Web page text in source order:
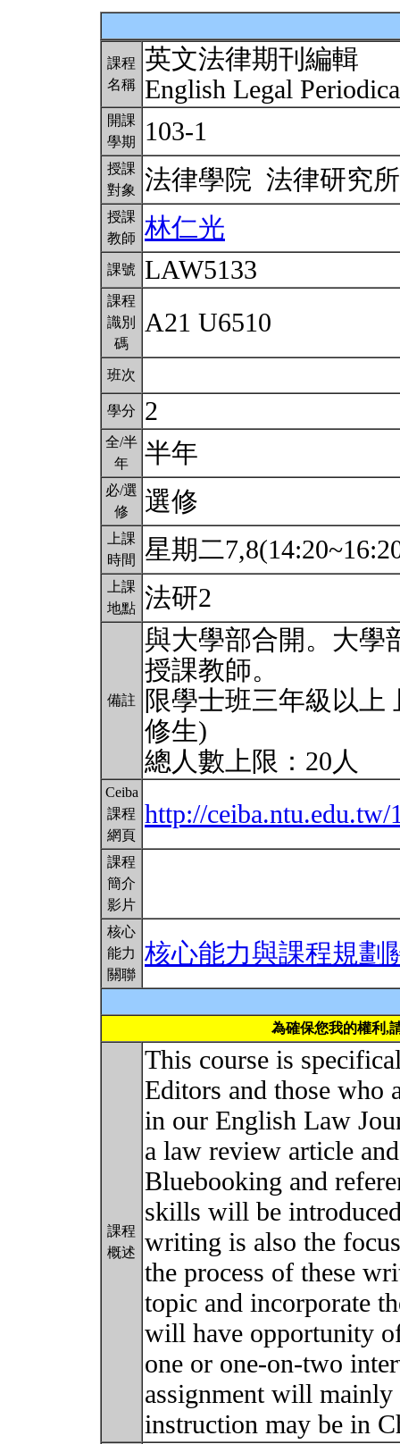
課程
名稱
英文法律期刊編輯
English Legal
開課
學期
103-1
授課
對象
法律學院 法律研究
授課
教師
林仁光
課號 LAW5133
課程
識別
碼
A21 U6510
班次
學分 2
全/半
年
半年
必/選
修
選修
上課
時間
星期二
上課
地點 法研2
備註
與大學部合開。大學
授課教師。
限學士班三年級以上
修生)
總人數上限：20人
Ceiba
課程
網頁
http://
課程
簡介
影片
核心
能力
關聯
核心能力與課程規劃
為確保您我的權利,
課程
概述
This course is
Editors and those who
in our English Law
a law review article
Bluebooking and
skills will be
writing is also the
the process of these
topic and incorporate
will have opportunity
one or one-on-two
assignment will
instruction may be in